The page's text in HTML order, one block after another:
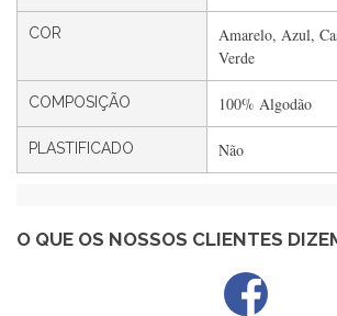
COR
Amarelo, Azul,
Verde
COMPOSIÇÃO 100% Algodão
PLASTIFICADO Não
O QUE OS NOSSOS CLIENTES
Filipa Freire
Rápido, atendimento 5*. Hoje chegará a
feita de muitas certamente❤️
estrelas